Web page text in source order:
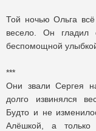
Той ночью Ольга всё
весело. Он
беспомощной
***
Они звали Cергея
долго извинялся
Будто и не
Алёшкой, а